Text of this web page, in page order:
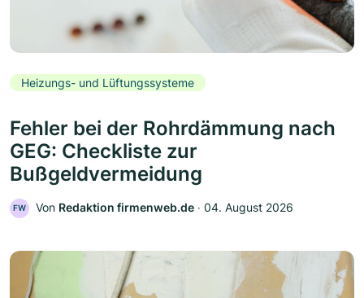
Heizungs- und Lüftungssysteme
Fehler bei der Rohrdämmung nach
GEG: Checkliste zur
Bußgeldvermeidung
FW Von Redaktion firmenweb.de ‧ 04. August 2026